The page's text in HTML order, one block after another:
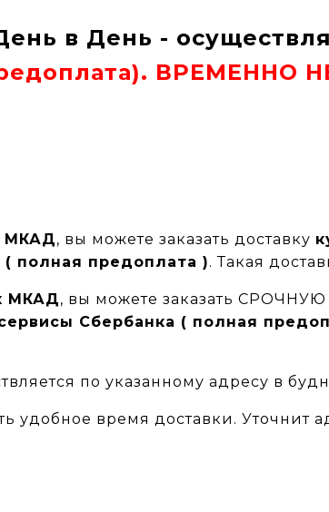
в День -
). ВРЕМЕННО
МКАД, вы можете заказать доставку
полная предоплата ). Такая
МКАД, вы можете заказать СРОЧНУЮ
Сбербанка ( полная
по указанному адресу в
удобное время доставки. Уточнит